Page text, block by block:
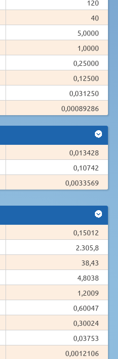
120
40
5,0000
1,0000
0,25000
0,12500
0,031250
0,00089286
0,013428
0,10742
0,0033569
0,15012
2.305,8
38,43
4,8038
1,2009
0,60047
0,30024
0,03753
0,0012106